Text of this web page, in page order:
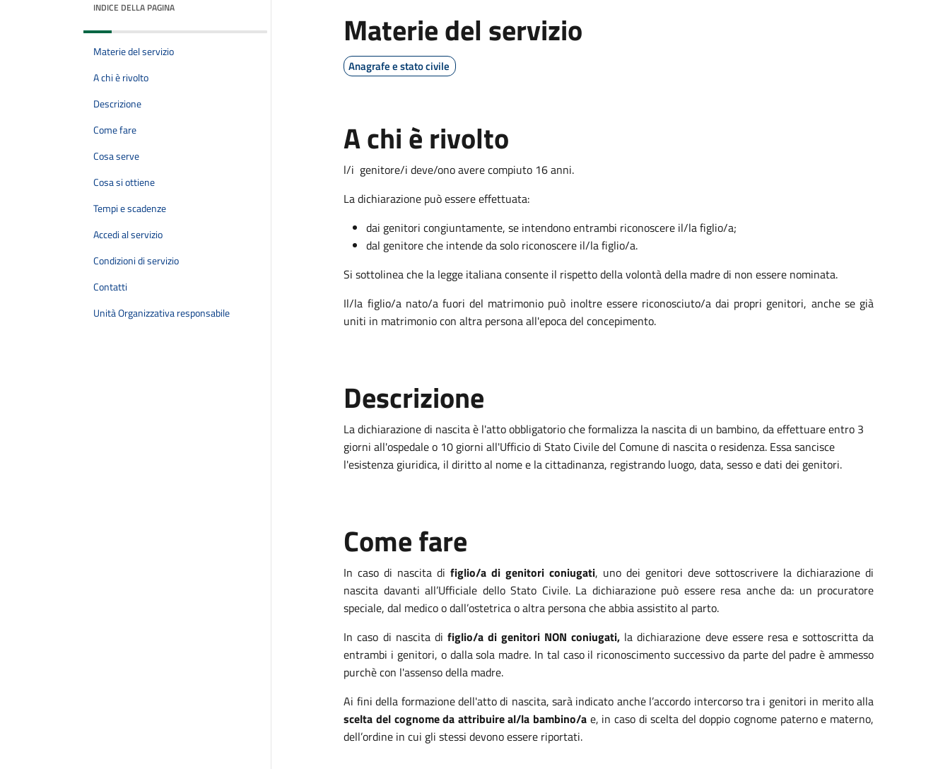
INDICE DELLA PAGINA
Materie del servizio
A chi è rivolto
Descrizione
Come fare
Cosa serve
Cosa si ottiene
Tempi e scadenze
Accedi al servizio
Condizioni di servizio
Contatti
Unità Organizzativa responsabile
Materie del servizio
Anagrafe e stato civile
A chi è rivolto
l/i genitore/i deve/ono avere compiuto 16 anni.
La dichiarazione può essere effettuata:
dai genitori congiuntamente, se intendono entrambi riconoscere il/la figlio/a;
dal genitore che intende da solo riconoscere il/la figlio/a.
Si sottolinea che la legge italiana consente il rispetto della volontà della madre di non essere nominata.
Il/la figlio/a nato/a fuori del matrimonio può inoltre essere riconosciuto/a dai propri genitori, anche se già
uniti in matrimonio con altra persona all'epoca del concepimento.
Descrizione
La dichiarazione di nascita è l'atto obbligatorio che formalizza la nascita di un bambino, da effettuare entro 3
giorni all'ospedale o 10 giorni all'Ufficio di Stato Civile del Comune di nascita o residenza. Essa sancisce
l'esistenza giuridica, il diritto al nome e la cittadinanza, registrando luogo, data, sesso e dati dei genitori.
Come fare
In caso di nascita difiglio/a di genitori coniugati, uno dei genitori deve sottoscrivere la dichiarazione di
nascita davanti all’Ufficiale dello Stato Civile. La dichiarazione può essere resa anche da: un procuratore
speciale, dal medico o dall’ostetrica o altra persona che abbia assistito al parto.
In caso di nascita di figlio/a di genitori NON coniugati, la dichiarazione deve essere resa e sottoscritta da
entrambi i genitori, o dalla sola madre. In tal caso il riconoscimento successivo da parte del padre è ammesso
purchè con l'assenso della madre.
Ai fini della formazione dell'atto di nascita, sarà indicato anche l’accordo intercorso tra i genitori in merito alla
scelta del cognome da attribuire al/la bambino/a e, in caso di scelta del doppio cognome paterno e materno,
dell’ordine in cui gli stessi devono essere riportati.